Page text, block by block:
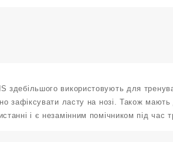
здебільшого використовують для
зафіксувати ласту на нозі. Також мають
і є незамінним помічником під час